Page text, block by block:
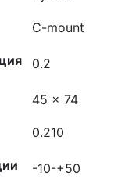
C-mount
0.2
45 × 74
0.210
-10-+50